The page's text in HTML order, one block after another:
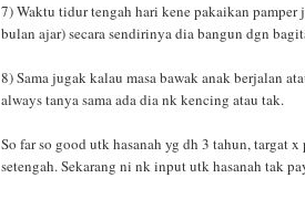
7) Waktu tidur tengah hari kene pakaikan
bulan ajar) secara sendirinya dia bangun dgn
8) Sama jugak kalau masa bawak anak berjalan
always tanya sama ada dia nk kencing atau tak.
So far so good utk hasanah yg dh 3 tahun, targat
setengah. Sekarang ni nk input utk hasanah tak